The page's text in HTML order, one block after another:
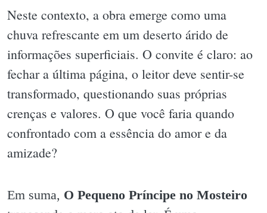
Neste contexto, a obra emerge como uma
chuva refrescante em um deserto árido de
informações superficiais. O convite é claro: ao
fechar a última página, o leitor deve sentir-se
transformado, questionando suas próprias
crenças e valores. O que você faria quando
confrontado com a essência do amor e da
amizade?
Em suma, O Pequeno Príncipe no Mosteiro